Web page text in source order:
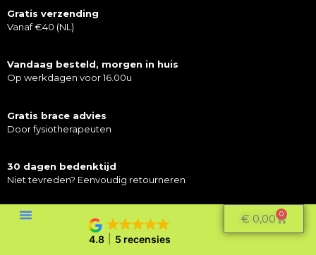
Gratis verzending
Vanaf €40 (NL)
Vandaag besteld, morgen in huis
Op werkdagen voor 16.00u
Gratis brace advies
Door fysiotherapeuten
30 dagen bedenktijd
Niet tevreden? Eenvoudig retourneren
4.8 5 recensies
€ 0,00 0